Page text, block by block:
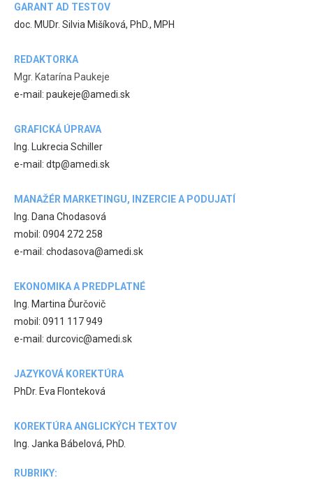
GARANT AD TESTOV
doc. MUDr. Silvia Mišíková, PhD., MPH
REDAKTORKA
Mgr. Katarína Paukeje
e-mail: paukeje@amedi.sk
GRAFICKÁ ÚPRAVA
Ing. Lukrecia Schiller
e-mail: dtp@amedi.sk
MANAŽÉR MARKETINGU, INZERCIE A PODUJATÍ
Ing. Dana Chodasová
mobil: 0904 272 258
e-mail: chodasova@amedi.sk
EKONOMIKA A PREDPLATNÉ
Ing. Martina Ďurčovič
mobil: 0911 117 949
e-mail: durcovic@amedi.sk
JAZYKOVÁ KOREKTÚRA
PhDr. Eva Flonteková
KOREKTÚRA ANGLICKÝCH TEXTOV
Ing. Janka Bábelová, PhD.
RUBRIKY: